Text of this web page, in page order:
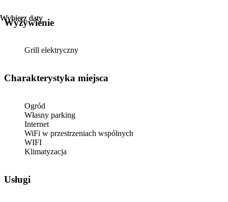
Wybierz daty
Wybierz daty
Wyżywienie
Grill elektryczny
Charakterystyka miejsca
Ogród
Własny parking
Internet
WiFi w przestrzeniach wspólnych
WIFI
Klimatyzacja
Usługi